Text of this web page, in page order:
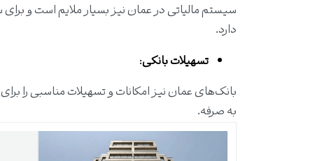
سیستم مالیاتی در عمان نیز بسیار ملایم است و برای
دارد.
تسهیلات بانکی:
بانک‌های عمان نیز امکانات و تسهیلات مناسبی را
به صرفه.